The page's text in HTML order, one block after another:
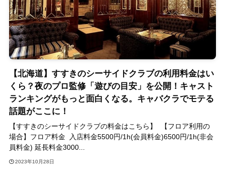
【北海道】すすきのシーサイドクラブの利用料金はい
くら？夜のプロ監修「遊びの目安」を公開！キャスト
ランキングがもっと面白くなる。キャバクラでモテる
話題がここに！
【すすきのシーサイドクラブの料金はこちら】 【フロア利用の
場合】フロア料金 入店料金5500円/1h(会員料金)6500円/1h(非会
員料金) 延長料金3000...
2023年10月28日